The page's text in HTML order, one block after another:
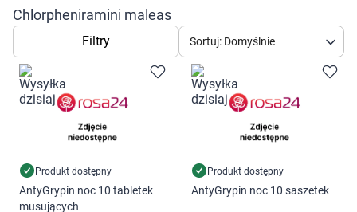
Korzystamy z plików cookies w celu
Chemia gospodarcza
Dla zwierząt
Dom i ogród
Kobieta w ciąży i mama
Chlorpheniramini maleas
Filtry Sortuj: Domyślnie
Produkt dostępny
AntyGrypin noc 10 tabletek
musujących
Produkt dostępny
AntyGrypin noc 10 saszetek